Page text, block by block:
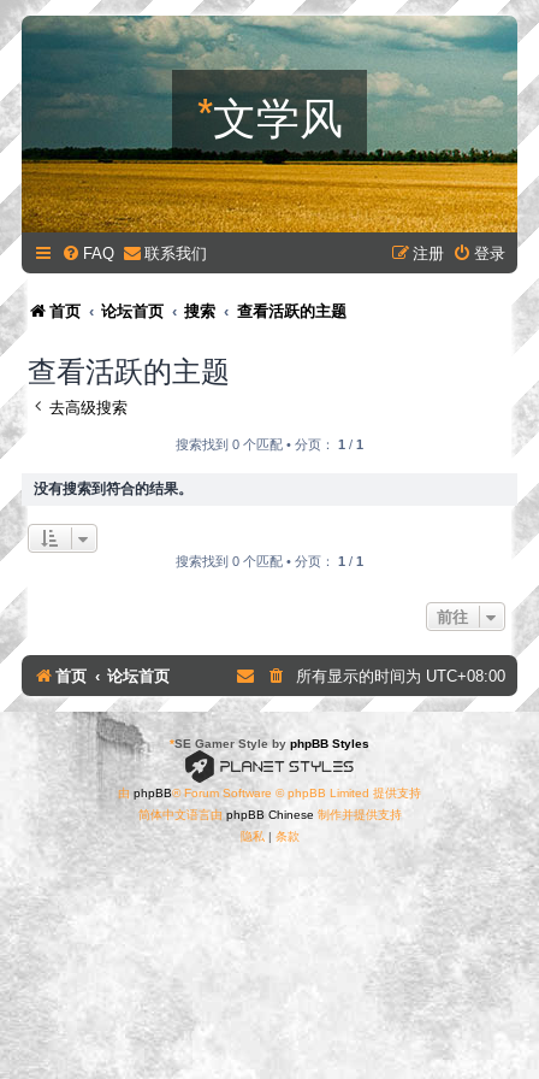
*文学风
FAQ 联系我们 登录
注册
首页 论坛首页 搜索 查看活跃的主题
查看活跃的主题
去高级搜索
搜索找到 0 个匹配 • 分页： 1 / 1
没有搜索到符合的结果。
搜索找到 0 个匹配 • 分页： 1 / 1
前往
首页 论坛首页 所有显示的时间为 UTC+08:00
*SE Gamer Style by phpBB Styles
由 phpBB® Forum Software © phpBB Limited 提供支持
简体中文语言由 phpBB Chinese 制作并提供支持
隐私 | 条款